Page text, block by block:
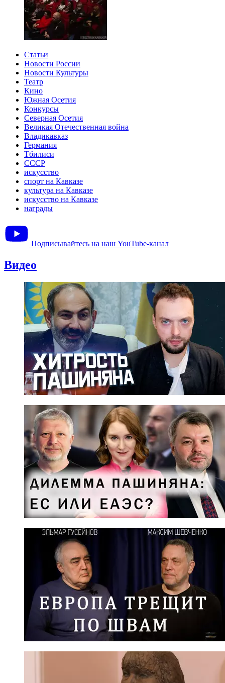
Статьи
Новости России
Новости Культуры
Театр
Кино
Южная Осетия
Конкурсы
Северная Осетия
Великая Отечественная война
Владикавказ
Германия
Тбилиси
СССР
искусство
спорт на Кавказе
культура на Кавказе
искусство на Кавказе
награды
Подписывайтесь на наш YouTube-канал
Видео